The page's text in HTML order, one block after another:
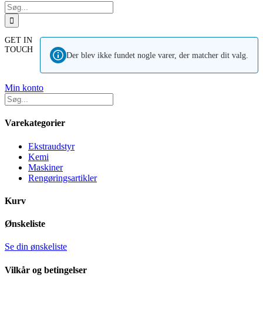
Søg
efter:
Der blev ikke fundet nogle varer, der matcher dit valg.
Min konto
Varekategorier
Ekstraudstyr
Kemi
Maskiner
Rengøringsartikler
Kurv
Ønskeliste
Se din ønskeliste
Vilkår og betingelser
GET IN
TOUCH